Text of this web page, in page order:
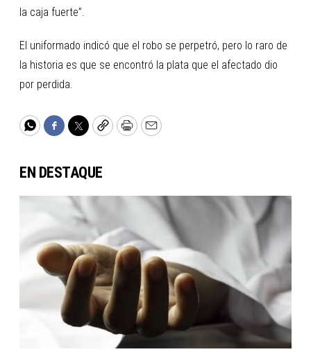
la caja fuerte”.
El uniformado indicó que el robo se perpetró, pero lo raro de
la historia es que se encontró la plata que el afectado dio
por perdida.
WhatsApp
Facebook
TwitterCopyPrintEmail
EN DESTAQUE